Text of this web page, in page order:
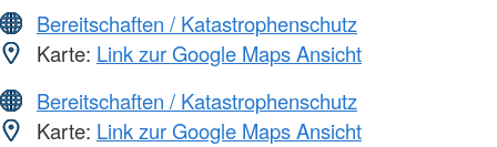
Bereitschaften / Katastrophenschutz
Karte: Link zur Google Maps Ansicht
Bereitschaften / Katastrophenschutz
Karte: Link zur Google Maps Ansicht